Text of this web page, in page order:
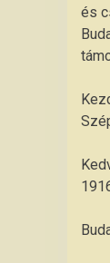
és